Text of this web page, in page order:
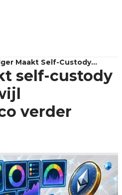
Maakt Self-Custody
Terwijl Phishingrisico
Meegroeit
self-custody
verder